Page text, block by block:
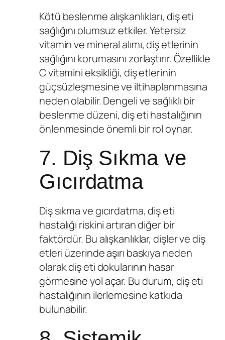
Kötü beslenme alışkanlıkları, diş eti
sağlığını olumsuz etkiler. Yetersiz
vitamin ve mineral alımı, diş etlerinin
sağlığını korumasını zorlaştırır. Özellikle
C vitamini eksikliği, diş etlerinin
güçsüzleşmesine ve iltihaplanmasına
neden olabilir. Dengeli ve sağlıklı bir
beslenme düzeni, diş eti hastalığının
önlenmesinde önemli bir rol oynar.
7. Diş Sıkma ve
Gıcırdatma
Diş sıkma ve gıcırdatma, diş eti
hastalığı riskini artıran diğer bir
faktördür. Bu alışkanlıklar, dişler ve diş
etleri üzerinde aşırı baskıya neden
olarak diş eti dokularının hasar
görmesine yol açar. Bu durum, diş eti
hastalığının ilerlemesine katkıda
bulunabilir.